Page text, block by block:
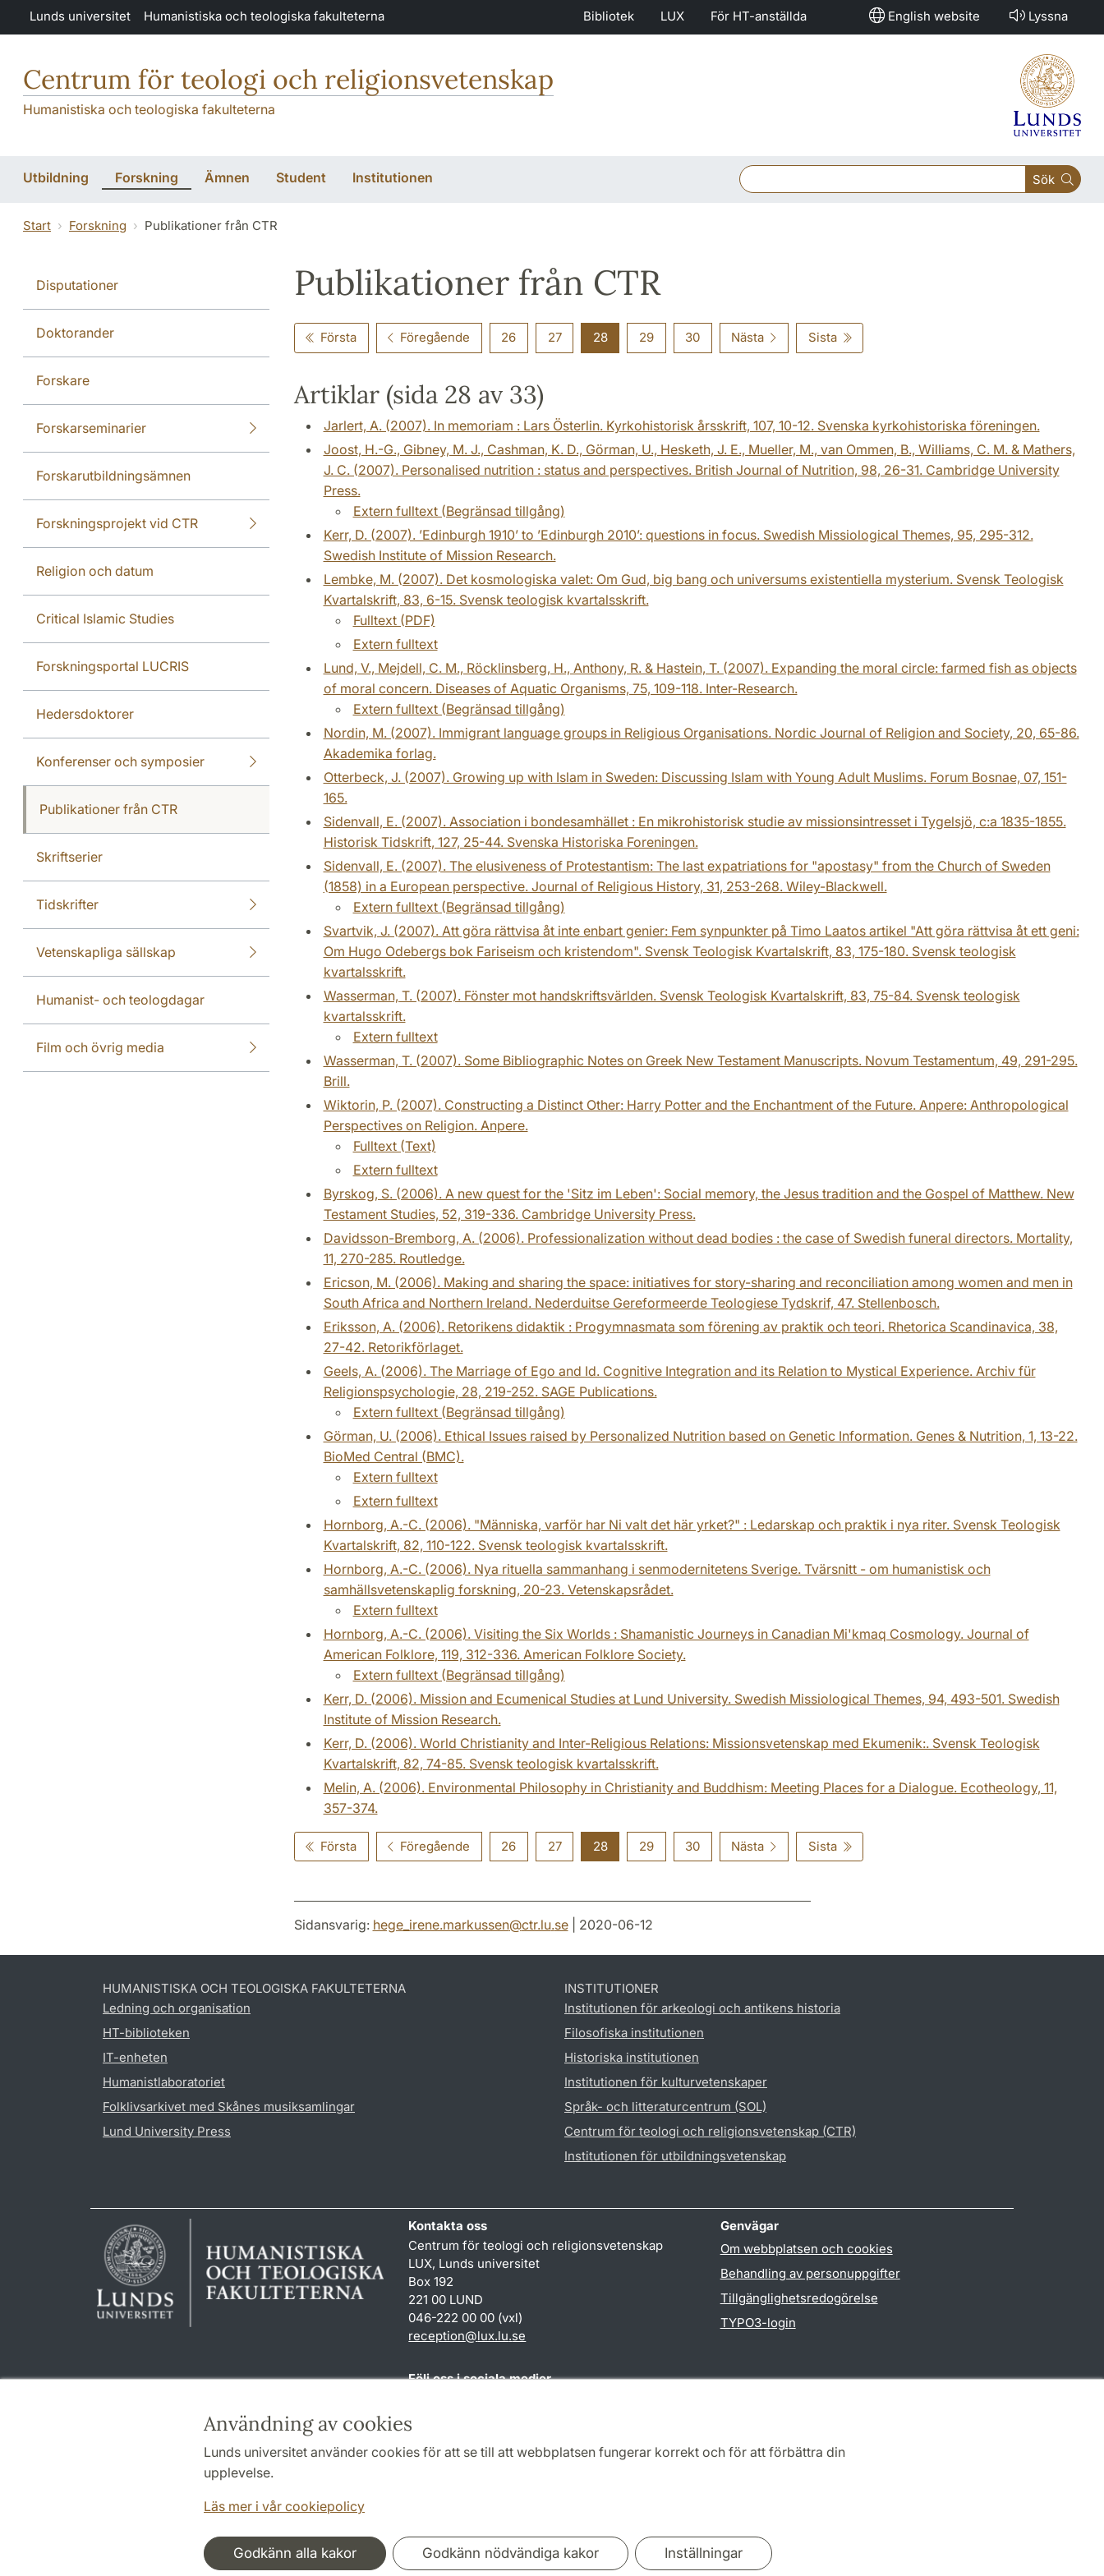
Hoppa till huvudinnehåll
Användning av cookies
Lunds universitet använder cookies för att se till att webbplatsen fungerar korrekt och för att förbättra din
upplevelse.
Läs mer i vår cookiepolicy
Godkänn alla kakor Godkänn nödvändiga kakor Inställningar
Lunds universitet Humanistiska och teologiska fakulteterna Bibliotek LUX För HT-anställda English website Lyssna
Centrum för teologi och religionsvetenskap
Humanistiska och teologiska fakulteterna
Utbildning Forskning Ämnen Student Institutionen Sök
Start Forskning Publikationer från CTR
Disputationer
Doktorander
Forskare
Forskarseminarier
Forskarutbildningsämnen
Forskningsprojekt vid CTR
Religion och datum
Critical Islamic Studies
Forskningsportal LUCRIS
Hedersdoktorer
Konferenser och symposier
Publikationer från CTR
Skriftserier
Tidskrifter
Vetenskapliga sällskap
Humanist- och teologdagar
Film och övrig media
Publikationer från CTR
Första Föregående 26 27 28 29 30 Nästa Sista
Artiklar (sida 28 av 33)
Jarlert, A. (2007). In memoriam : Lars Österlin. Kyrkohistorisk årsskrift, 107, 10-12. Svenska kyrkohistoriska föreningen.
Joost, H.-G., Gibney, M. J., Cashman, K. D., Görman, U., Hesketh, J. E., Mueller, M., van Ommen, B., Williams, C. M. & Mathers,
J. C. (2007). Personalised nutrition : status and perspectives. British Journal of Nutrition, 98, 26-31. Cambridge University
Press.
Extern fulltext (Begränsad tillgång)
Kerr, D. (2007). ’Edinburgh 1910’ to ’Edinburgh 2010’: questions in focus. Swedish Missiological Themes, 95, 295-312.
Swedish Institute of Mission Research.
Lembke, M. (2007). Det kosmologiska valet: Om Gud, big bang och universums existentiella mysterium. Svensk Teologisk
Kvartalskrift, 83, 6-15. Svensk teologisk kvartalsskrift.
Fulltext (PDF)
Extern fulltext
Lund, V., Mejdell, C. M., Röcklinsberg, H., Anthony, R. & Hastein, T. (2007). Expanding the moral circle: farmed fish as objects
of moral concern. Diseases of Aquatic Organisms, 75, 109-118. Inter-Research.
Extern fulltext (Begränsad tillgång)
Nordin, M. (2007). Immigrant language groups in Religious Organisations. Nordic Journal of Religion and Society, 20, 65-86.
Akademika forlag.
Otterbeck, J. (2007). Growing up with Islam in Sweden: Discussing Islam with Young Adult Muslims. Forum Bosnae, 07, 151-
165.
Sidenvall, E. (2007). Association i bondesamhället : En mikrohistorisk studie av missionsintresset i Tygelsjö, c:a 1835-1855.
Historisk Tidskrift, 127, 25-44. Svenska Historiska Foreningen.
Sidenvall, E. (2007). The elusiveness of Protestantism: The last expatriations for "apostasy" from the Church of Sweden
(1858) in a European perspective. Journal of Religious History, 31, 253-268. Wiley-Blackwell.
Extern fulltext (Begränsad tillgång)
Svartvik, J. (2007). Att göra rättvisa åt inte enbart genier: Fem synpunkter på Timo Laatos artikel "Att göra rättvisa åt ett geni:
Om Hugo Odebergs bok Fariseism och kristendom". Svensk Teologisk Kvartalskrift, 83, 175-180. Svensk teologisk
kvartalsskrift.
Wasserman, T. (2007). Fönster mot handskriftsvärlden. Svensk Teologisk Kvartalskrift, 83, 75-84. Svensk teologisk
kvartalsskrift.
Extern fulltext
Wasserman, T. (2007). Some Bibliographic Notes on Greek New Testament Manuscripts. Novum Testamentum, 49, 291-295.
Brill.
Wiktorin, P. (2007). Constructing a Distinct Other: Harry Potter and the Enchantment of the Future. Anpere: Anthropological
Perspectives on Religion. Anpere.
Fulltext (Text)
Extern fulltext
Byrskog, S. (2006). A new quest for the 'Sitz im Leben': Social memory, the Jesus tradition and the Gospel of Matthew. New
Testament Studies, 52, 319-336. Cambridge University Press.
Davidsson-Bremborg, A. (2006). Professionalization without dead bodies : the case of Swedish funeral directors. Mortality,
11, 270-285. Routledge.
Ericson, M. (2006). Making and sharing the space: initiatives for story-sharing and reconciliation among women and men in
South Africa and Northern Ireland. Nederduitse Gereformeerde Teologiese Tydskrif, 47. Stellenbosch.
Eriksson, A. (2006). Retorikens didaktik : Progymnasmata som förening av praktik och teori. Rhetorica Scandinavica, 38,
27-42. Retorikförlaget.
Geels, A. (2006). The Marriage of Ego and Id. Cognitive Integration and its Relation to Mystical Experience. Archiv für
Religionspsychologie, 28, 219-252. SAGE Publications.
Extern fulltext (Begränsad tillgång)
Görman, U. (2006). Ethical Issues raised by Personalized Nutrition based on Genetic Information. Genes & Nutrition, 1, 13-22.
BioMed Central (BMC).
Extern fulltext
Extern fulltext
Hornborg, A.-C. (2006). "Människa, varför har Ni valt det här yrket?" : Ledarskap och praktik i nya riter. Svensk Teologisk
Kvartalskrift, 82, 110-122. Svensk teologisk kvartalsskrift.
Hornborg, A.-C. (2006). Nya rituella sammanhang i senmodernitetens Sverige. Tvärsnitt - om humanistisk och
samhällsvetenskaplig forskning, 20-23. Vetenskapsrådet.
Extern fulltext
Hornborg, A.-C. (2006). Visiting the Six Worlds : Shamanistic Journeys in Canadian Mi'kmaq Cosmology. Journal of
American Folklore, 119, 312-336. American Folklore Society.
Extern fulltext (Begränsad tillgång)
Kerr, D. (2006). Mission and Ecumenical Studies at Lund University. Swedish Missiological Themes, 94, 493-501. Swedish
Institute of Mission Research.
Kerr, D. (2006). World Christianity and Inter-Religious Relations: Missionsvetenskap med Ekumenik:. Svensk Teologisk
Kvartalskrift, 82, 74-85. Svensk teologisk kvartalsskrift.
Melin, A. (2006). Environmental Philosophy in Christianity and Buddhism: Meeting Places for a Dialogue. Ecotheology, 11,
357-374.
Första Föregående 26 27 28 29 30 Nästa Sista
Sidansvarig: hege_irene.markussen@ctr.lu.se| 2020-06-12
HUMANISTISKA OCH TEOLOGISKA FAKULTETERNA
Ledning och organisation
HT-biblioteken
IT-enheten
Humanistlaboratoriet
Folklivsarkivet med Skånes musiksamlingar
Lund University Press
INSTITUTIONER
Institutionen för arkeologi och antikens historia
Filosofiska institutionen
Historiska institutionen
Institutionen för kulturvetenskaper
Språk- och litteraturcentrum (SOL)
Centrum för teologi och religionsvetenskap (CTR)
Institutionen för utbildningsvetenskap
Kontakta oss
Centrum för teologi och religionsvetenskap
LUX, Lunds universitet
Box 192
221 00 LUND
046-222 00 00 (vxl)
reception@lux.lu.se
Genvägar
Om webbplatsen och cookies
Behandling av personuppgifter
Tillgänglighetsredogörelse
TYPO3-login
Följ oss i sociala medier